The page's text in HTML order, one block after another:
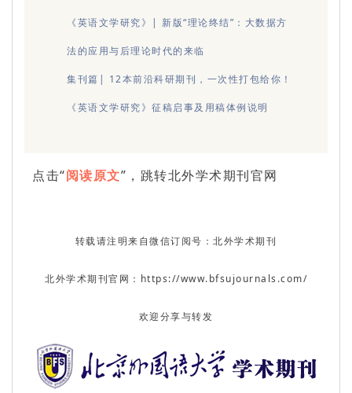
《英语文学研究》| 新版“理论终结”：大数据方
法的应用与后理论时代的来临
集刊篇| 12本前沿科研期刊，一次性打包给你！
《英语文学研究》征稿启事及用稿体例说明
点击“阅读原文”，跳转北外学术期刊官网
转载请注明来自微信订阅号：北外学术期刊
北外学术期刊官网：https://www.bfsujournals.com/
欢迎分享与转发